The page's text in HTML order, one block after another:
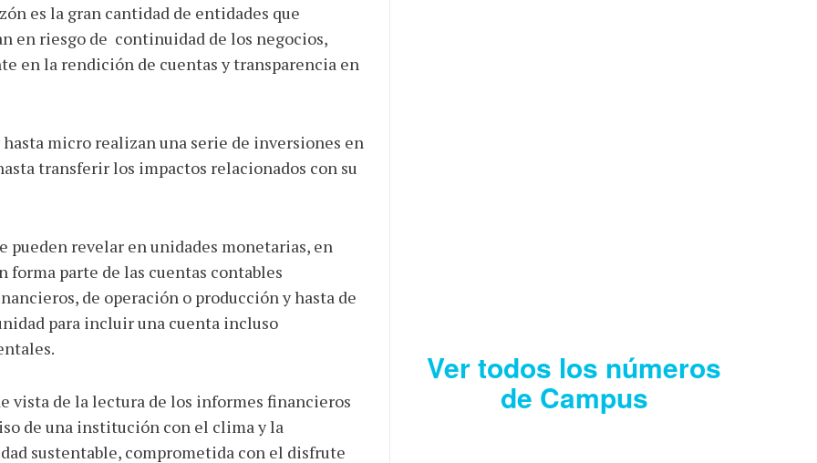
es la gran cantidad de entidades que
en riesgo de continuidad de los negocios,
en la rendición de cuentas y transparencia en
hasta micro realizan una serie de inversiones en
transferir los impactos relacionados con su
pueden revelar en unidades monetarias, en
parte de las cuentas contables
de operación o producción y hasta de
para incluir una cuenta incluso
vista de la lectura de los informes financieros
de una institución con el clima y la
sustentable, comprometida con el disfrute
Ver todos los números
de Campus